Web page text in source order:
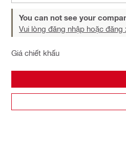
You can not see your
Vui lòng đăng nhập hoặc đăng
Giá chiết khấu